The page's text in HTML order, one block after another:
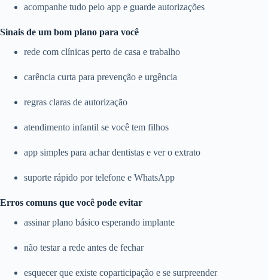
acompanhe tudo pelo app e guarde autorizações
Sinais de um bom plano para você
rede com clínicas perto de casa e trabalho
carência curta para prevenção e urgência
regras claras de autorização
atendimento infantil se você tem filhos
app simples para achar dentistas e ver o extrato
suporte rápido por telefone e WhatsApp
Erros comuns que você pode evitar
assinar plano básico esperando implante
não testar a rede antes de fechar
esquecer que existe coparticipação e se surpreender